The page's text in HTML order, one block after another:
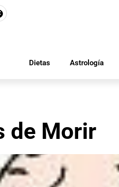
Dietas Astrología
de Morir